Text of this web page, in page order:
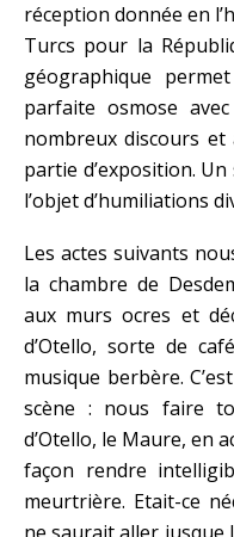
réception donnée en
Turcs pour la
géographique
parfaite osmose
nombreux discours
partie d’exposition.
l’objet d’humiliations
Les actes suivants
la chambre de
aux murs ocres et
d’Otello, sorte de
musique berbère.
scène : nous faire
d’Otello, le Maure, en
façon rendre
meurtrière. Etait-ce